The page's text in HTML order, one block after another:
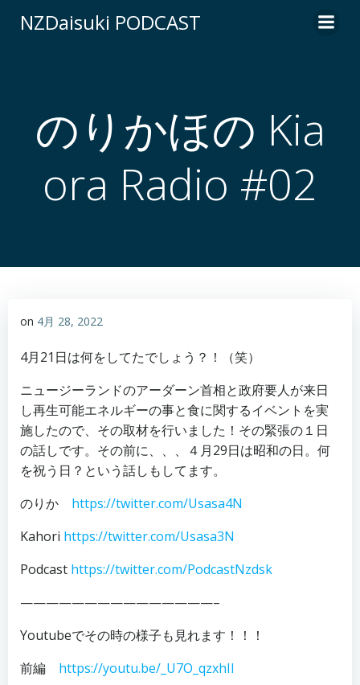
ン
ス
キ
ッ
プ
NZDaisuki PODCAST
のりかほの Kia
ora Radio #02
on 4月 28, 2022
4月21日は何をしてたでしょう？！（笑）
ニュージーランドのアーダーン首相と政府要人が来日
し再生可能エネルギーの事と食に関するイベントを実
施したので、その取材を行いました！その緊張の１日
の話しです。その前に、、、４月29日は昭和の日。何
を祝う日？という話しもしてます。
のりか https://twitter.com/Usasa4N
Kahori https://twitter.com/Usasa3N
Podcast https://twitter.com/PodcastNzdsk
———————————————–
Youtubeでその時の様子も見れます！！！
前編 https://youtu.be/_U7O_qzxhII